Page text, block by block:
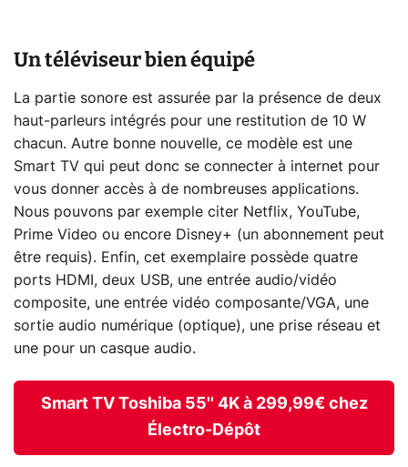
Un téléviseur bien équipé
La partie sonore est assurée par la présence de deux
haut-parleurs intégrés pour une restitution de 10 W
chacun. Autre bonne nouvelle, ce modèle est une
Smart TV qui peut donc se connecter à internet pour
vous donner accès à de nombreuses applications.
Nous pouvons par exemple citer Netflix, YouTube,
Prime Video ou encore Disney+ (un abonnement peut
être requis). Enfin, cet exemplaire possède quatre
ports HDMI, deux USB, une entrée audio/vidéo
composite, une entrée vidéo composante/VGA, une
sortie audio numérique (optique), une prise réseau et
une pour un casque audio.
Smart TV Toshiba 55'' 4K à 299,99€ chez
Électro-Dépôt